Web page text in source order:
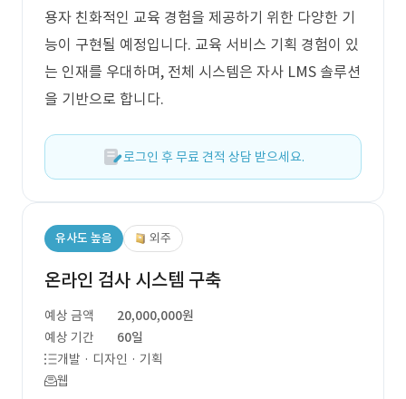
용자 친화적인 교육 경험을 제공하기 위한 다양한 기
능이 구현될 예정입니다. 교육 서비스 기획 경험이 있
는 인재를 우대하며, 전체 시스템은 자사 LMS 솔루션
을 기반으로 합니다.
로그인 후 무료 견적 상담 받으세요.
유사도 높음 외주
온라인 검사 시스템 구축
예상 금액
20,000,000원
예상 기간
60일
개발 · 디자인 · 기획
웹